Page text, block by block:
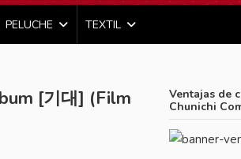
PELUCHE TEXTIL
[기대] (Film
Ventajas de
Chunichi